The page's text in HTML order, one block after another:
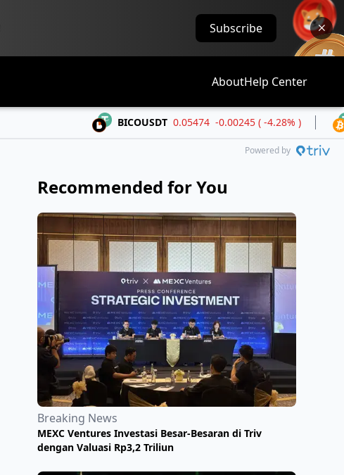
Subscribe
AboutHelp Center
BICOUSDT 0.05474 -0.00245 ( -4.28% )
Powered by
Recommended for You
Breaking News
MEXC Ventures Investasi Besar-Besaran di Triv
dengan Valuasi Rp3,2 Triliun